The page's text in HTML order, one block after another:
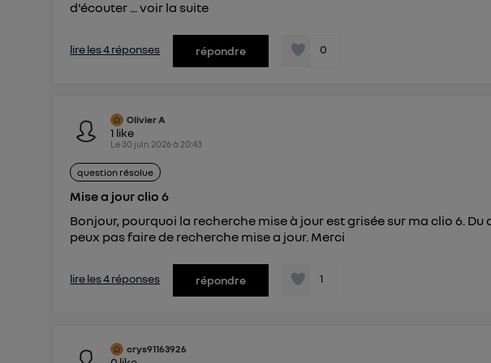
d'écouter ...voir la suite
lire les 4 réponses répondre 0
Olivier A
1 like
Le 30 juin 2026à 20:43
question résolue
Mise a jour clio 6
Bonjour, pourquoi la recherche mise à jour est grisée sur ma clio 6. Du
peux pas faire de recherche mise a jour. Merci
lire les 4 réponses répondre 1
crys91163926